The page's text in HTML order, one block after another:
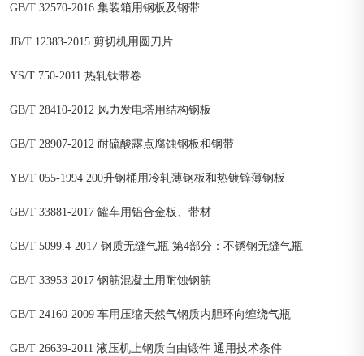
GB/T 32570-2016 集装箱用钢板及钢带
JB/T 12383-2015 剪切机用圆刀片
YS/T 750-2011 热轧钛带卷
GB/T 28410-2012 风力发电塔用结构钢板
GB/T 28907-2012 耐硫酸露点腐蚀钢板和钢带
YB/T 055-1994 200升钢桶用冷轧薄钢板和热镀锌薄钢板
GB/T 33881-2017 罐车用铝合金板、带材
GB/T 5099.4-2017 钢质无缝气瓶 第4部分：不锈钢无缝气瓶
GB/T 33953-2017 钢筋混凝土用耐蚀钢筋
GB/T 24160-2009 车用压缩天然气钢质内胆环向缠绕气瓶
GB/T 26639-2011 液压机上钢质自由锻件 通用技术条件